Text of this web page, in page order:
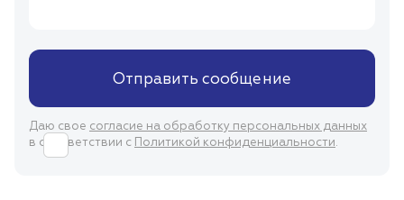
Отправить сообщение
Даю свое согласие на обработку персональных данных
в соответствии с Политикой конфиденциальности.